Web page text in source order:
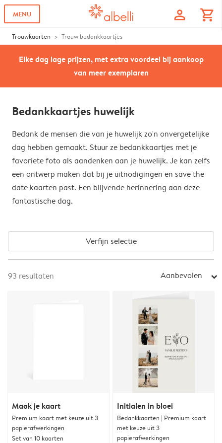
MENU profile shopping_cart
Trouwkaarten Trouw bedankkaartjes
Elke dag lage prijzen, met extra voordeel bij aankoop
van meer exemplaren
Bedankkaartjes huwelijk
Bedank de mensen die van je huwelijk zo'n onvergetelijke
dag hebben gemaakt. Stuur ze bedankkaartjes met je
favoriete foto als aandenken aan je huwelijk. Je kan zelfs
een ontwerp maken dat bij je uitnodigingen en save the
date kaarten past. Een blijvende herinnering aan deze
fantastische dag.
Verfijn selectie
93 resultaten Aanbevolen arrow_right
Maak je kaart
Premium kaart met keuze uit 3
papierafwerkingen
Set van 10 kaarten
Initialen in bloei
Bedankkaarten | Premium kaart
met keuze uit 3
papierafwerkingen